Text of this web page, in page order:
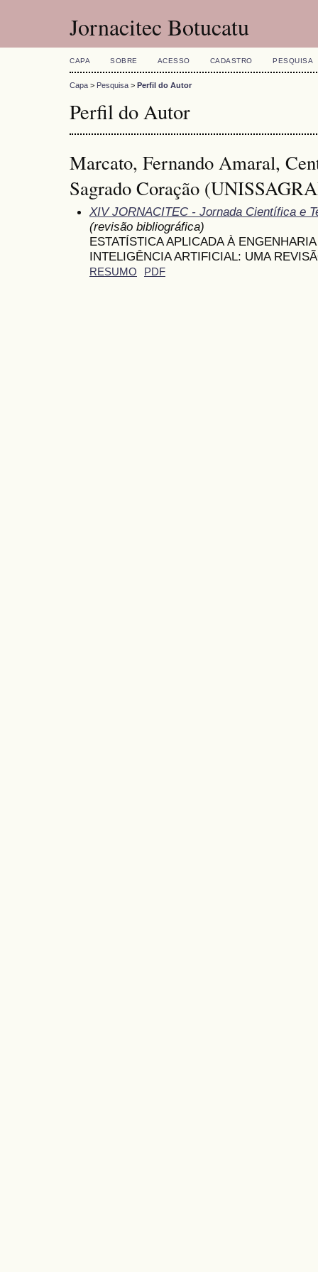
Jornacitec Botucatu
CAPA SOBRE ACESSO CADASTRO PESQUISA
Capa > Pesquisa > Perfil do Autor
Perfil do Autor
Marcato, Fernando Amaral,
Sagrado Coração
XIV JORNACITEC - Jornada Científica e
(revisão bibliográfica)
ESTATÍSTICA APLICADA À
INTELIGÊNCIA ARTIFICIAL: UMA
RESUMO PDF